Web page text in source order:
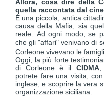
Allora, cosa dire della
quella raccontata dal
È una piccola, antica
causa della Mafia, sia
reale. Ad ogni modo, se
che gli "affari" venivano di
Corleone vivevano le
Oggi, la più forte
di Corleone è ilCIDMA,
potrete fare una visita,
inglese, e scoprire la vera
organizzazione siciliana.